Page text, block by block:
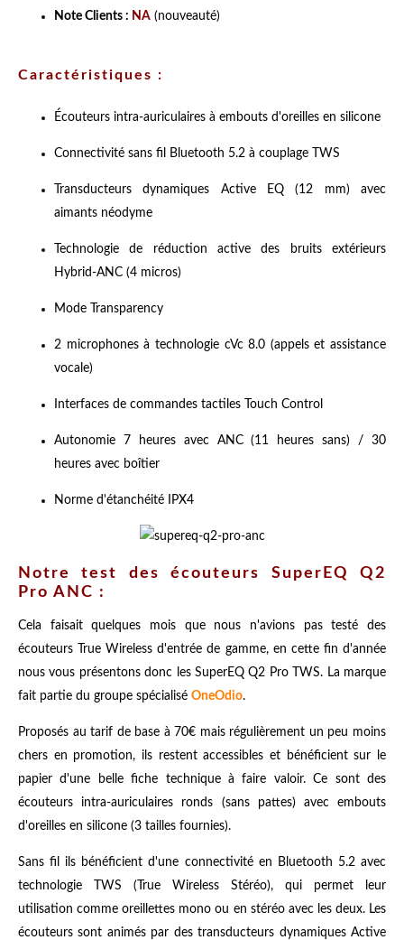
Note Clients : NA (nouveauté)
Caractéristiques :
Écouteurs intra-auriculaires à embouts d'oreilles en silicone
Connectivité sans fil Bluetooth 5.2 à couplage TWS
Transducteurs dynamiques Active EQ (12 mm) avec
aimants néodyme
Technologie de réduction active des bruits extérieurs
Hybrid-ANC (4 micros)
Mode Transparency
2 microphones à technologie cVc 8.0 (appels et assistance
vocale)
Interfaces de commandes tactiles Touch Control
Autonomie 7 heures avec ANC (11 heures sans) / 30
heures avec boîtier
Norme d'étanchéité IPX4
Notre test des écouteurs SuperEQ Q2
Pro ANC :
Cela faisait quelques mois que nous n'avions pas testé des
écouteurs True Wireless d'entrée de gamme, en cette fin d'année
nous vous présentons donc les SuperEQ Q2 Pro TWS. La marque
fait partie du groupe spécialisé OneOdio.
Proposés au tarif de base à 70€ mais régulièrement un peu moins
chers en promotion, ils restent accessibles et bénéficient sur le
papier d'une belle fiche technique à faire valoir. Ce sont des
écouteurs intra-auriculaires ronds (sans pattes) avec embouts
d'oreilles en silicone (3 tailles fournies).
Sans fil ils bénéficient d'une connectivité en Bluetooth 5.2 avec
technologie TWS (True Wireless Stéréo), qui permet leur
utilisation comme oreillettes mono ou en stéréo avec les deux. Les
écouteurs sont animés par des transducteurs dynamiques Active